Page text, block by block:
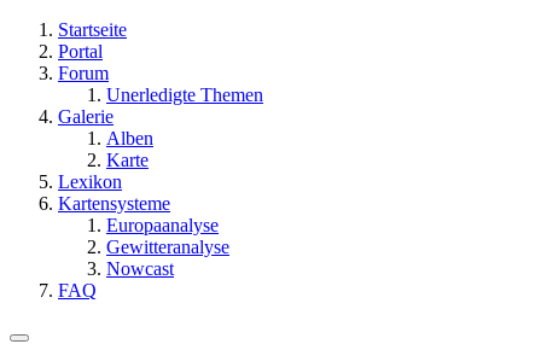
Startseite
Portal
Forum
Unerledigte Themen
Galerie
Alben
Karte
Lexikon
Kartensysteme
Europaanalyse
Gewitteranalyse
Nowcast
FAQ